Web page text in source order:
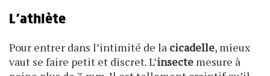
L’athlète
Pour entrer dans l’intimité de la cicadelle, mieux
vaut se faire petit et discret. L’insecte mesure à